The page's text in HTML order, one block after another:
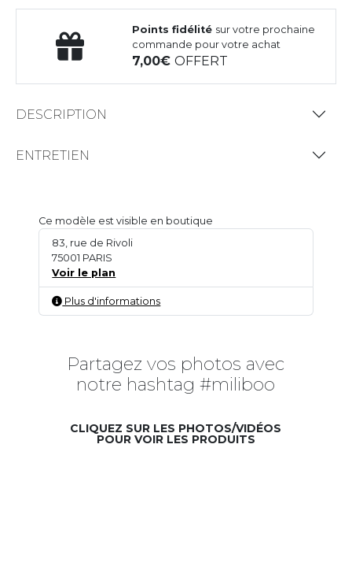
Points fidélité sur votre prochaine
commande pour votre achat
7,00OFFERT
DESCRIPTION
ENTRETIEN
Ce modèle est visible en boutique
83, rue de Rivoli
75001 PARIS
Voir le plan
Plus d'informations
Partagez vos photos avec
notre hashtag #miliboo
CLIQUEZ SUR LES PHOTOS/VIDÉOS
POUR VOIR LES PRODUITS